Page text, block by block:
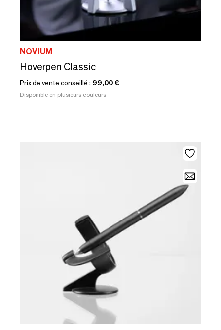
NOVIUM
Hoverpen Classic
Prix de vente conseillé : 99,00 €
Disponible en plusieurs couleurs